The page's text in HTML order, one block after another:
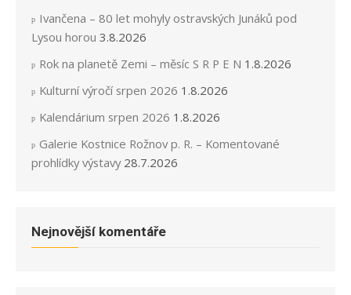
Ivančena – 80 let mohyly ostravských Junáků pod
Lysou horou 3.8.2026
Rok na planetě Zemi – měsíc S R P E N 1.8.2026
Kulturní výročí srpen 2026 1.8.2026
Kalendárium srpen 2026 1.8.2026
Galerie Kostnice Rožnov p. R. – Komentované
prohlídky výstavy 28.7.2026
Nejnovější komentáře